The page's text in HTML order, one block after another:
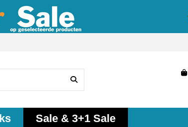
Sale & 3+1 Sale